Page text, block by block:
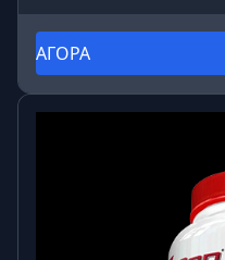
ΑΓΟΡΑ